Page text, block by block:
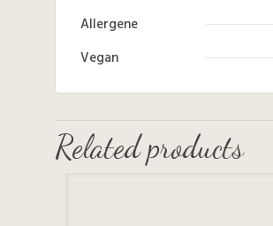
Allergene
Vegan
Related products